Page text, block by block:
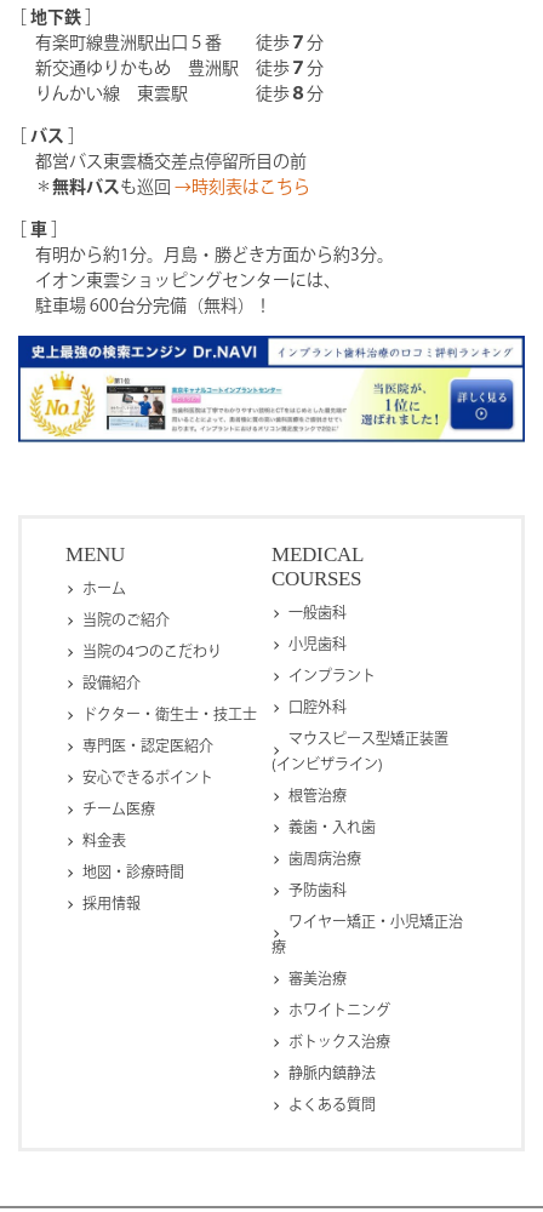
地下鉄
有楽町線豊洲駅出口５番 徒歩 ７ 分
新交通ゆりかもめ 豊洲駅 徒歩 ７ 分
りんかい線 東雲駅 徒歩 ８ 分
バス
都営バス東雲橋交差点停留所目の前
＊ 無料バス も巡回 →時刻表はこちら
車
有明から約1分。月島・勝どき方面から約3分。
イオン東雲ショッピングセンターには、
駐車場 600台分完備（無料）！
MENU
ホーム
当院のご紹介
当院の4つのこだわり
設備紹介
ドクター・衛生士・技工士
専門医・認定医紹介
安心できるポイント
チーム医療
料金表
地図・診療時間
採用情報
MEDICAL
COURSES
一般歯科
小児歯科
インプラント
口腔外科
マウスピース型矯正装置
(インビザライン)
根管治療
義歯・入れ歯
歯周病治療
予防歯科
ワイヤー矯正・小児矯正治
療
審美治療
ホワイトニング
ボトックス治療
静脈内鎮静法
よくある質問